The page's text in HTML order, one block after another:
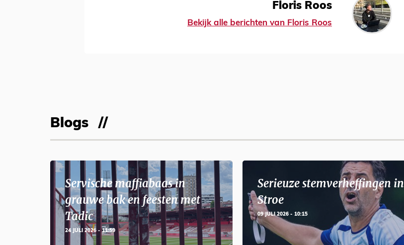
Floris Roos
Bekijk alle berichten van Floris Roos
Blogs
Servische maffiabaas in
grauwe bak en feesten met
Tadic
24 JULI 2026 - 11:59
Serieuze stemverheffingen in
Stroe
09 JULI 2026 - 10:15